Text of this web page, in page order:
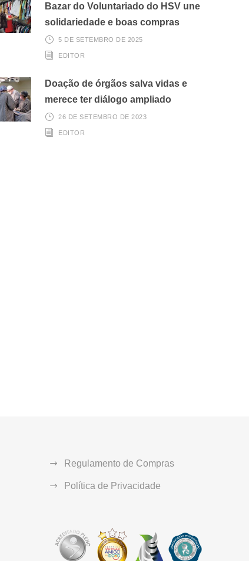
Bazar do Voluntariado do HSV une
solidariedade e boas compras
5 DE SETEMBRO DE 2025
EDITOR
Doação de órgãos salva vidas e
merece ter diálogo ampliado
26 DE SETEMBRO DE 2023
EDITOR
Regulamento de Compras
Política de Privacidade